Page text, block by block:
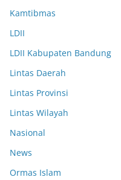
Kamtibmas
LDII
LDII Kabupaten Bandung
Lintas Daerah
Lintas Provinsi
Lintas Wilayah
Nasional
News
Ormas Islam